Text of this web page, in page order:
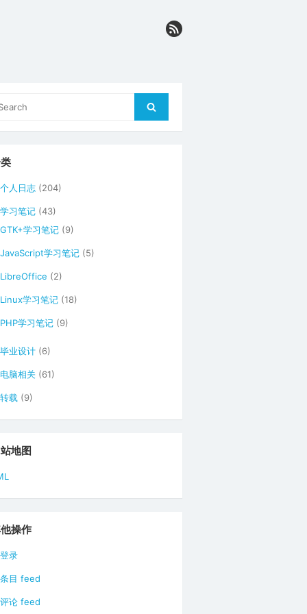
Search
个人日志 (204)
学习笔记 (43)
GTK+学习笔记 (9)
JavaScript学习笔记 (5)
LibreOffice (2)
Linux学习笔记 (18)
PHP学习笔记 (9)
毕业设计 (6)
电脑相关 (61)
转载 (9)
地图
操作
登录
条目 feed
评论 feed